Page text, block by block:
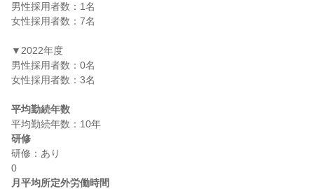
男性採用者数：1名
女性採用者数：7名
▼2022年度
男性採用者数：0名
女性採用者数：3名
平均勤続年数
研修
研修：あり
月平均所定外労働時間